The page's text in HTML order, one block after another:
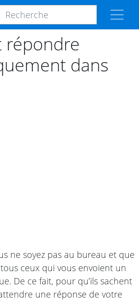
répondre
dans
ne soyez pas au bureau et que
ceux qui vous envoient un
De ce fait, pour qu’ils sachent
une réponse de votre